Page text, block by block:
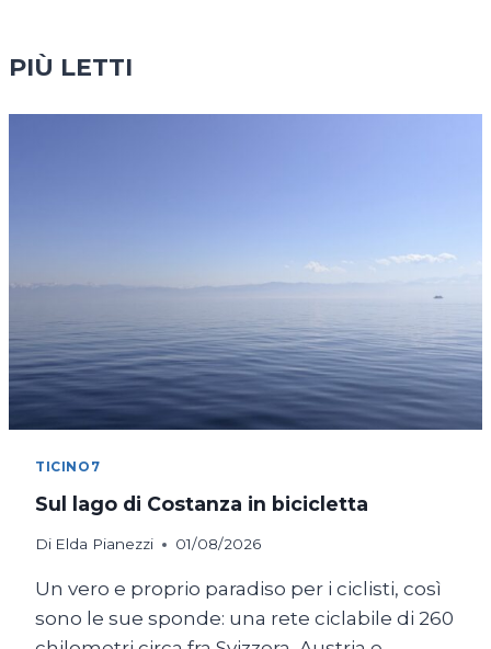
PIÙ LETTI
TICINO7
Sul lago di Costanza in bicicletta
Di Elda Pianezzi 01/08/2026
Un vero e proprio paradiso per i ciclisti, così
sono le sue sponde: una rete ciclabile di 260